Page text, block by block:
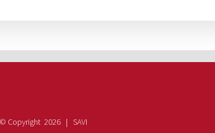
© Copyright 2026 | SAVI